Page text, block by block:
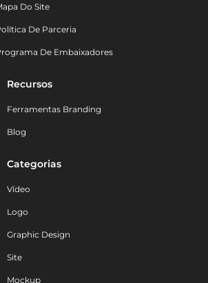
Do Site
De Parceria
De Embaixadores
Recursos
Ferramentas Branding
Blog
Categorias
Vídeo
Logo
Graphic Design
Site
Mockup